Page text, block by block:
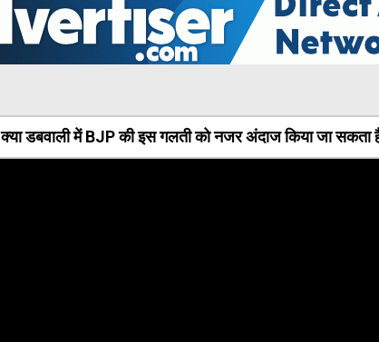
क्या डबवाली में BJP की इस गलती को नजर अंदाज किया जा सकता